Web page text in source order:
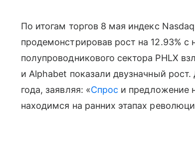
По итогам торгов 8 мая индекс
продемонстрировав рост на 12.93% с
полупроводникового сектора PHLX
и Alphabet показали двузначный
года, заявляя: «Спрос и предложение
находимся на ранних этапах